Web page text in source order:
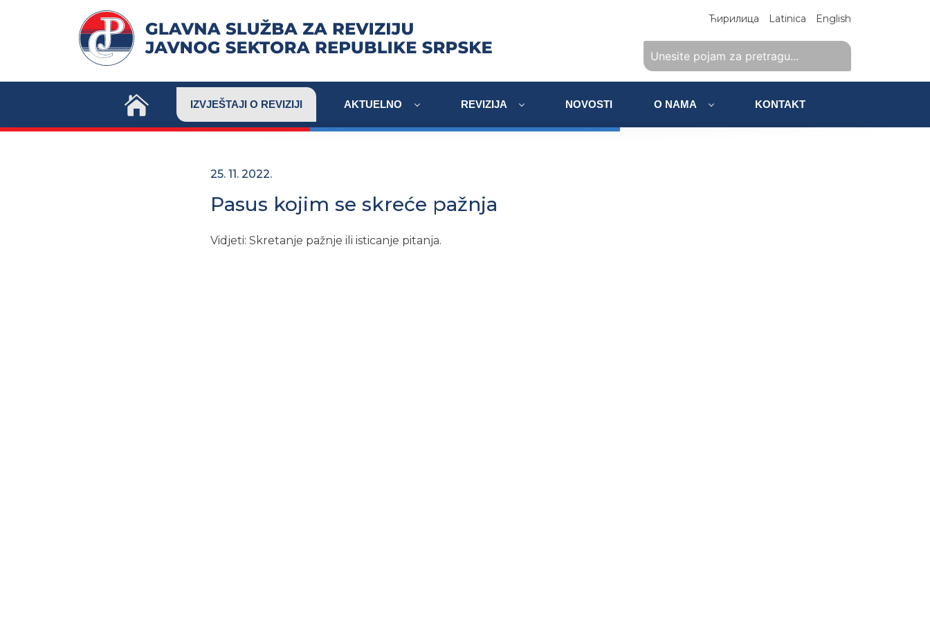
Ћирилица Latinica English
IZVJEŠTAJI O REVIZIJI AKTUELNO REVIZIJA NOVOSTI O NAMA KONTAKT
25. 11. 2022.
Pasus kojim se skreće pažnja
Vidjeti: Skretanje pažnje ili isticanje pitanja.